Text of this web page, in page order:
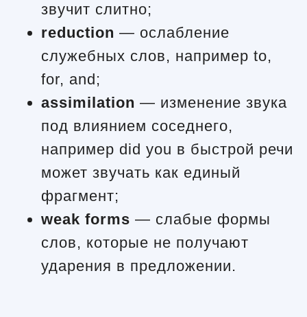
звучит слитно;
reduction — ослабление
служебных слов, например to,
for, and;
assimilation — изменение звука
под влиянием соседнего,
например did you в быстрой речи
может звучать как единый
фрагмент;
weak forms — слабые формы
слов, которые не получают
ударения в предложении.